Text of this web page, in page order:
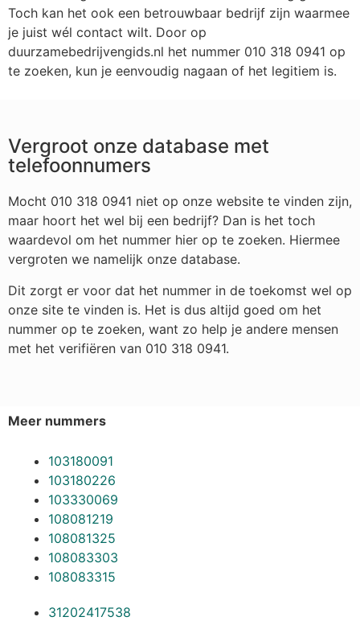
Toch kan het ook een betrouwbaar bedrijf zijn waarmee
je juist wél contact wilt. Door op
duurzamebedrijvengids.nl het nummer 010 318 0941 op
te zoeken, kun je eenvoudig nagaan of het legitiem is.
Vergroot onze database met
telefoonnumers
Mocht 010 318 0941 niet op onze website te vinden zijn,
maar hoort het wel bij een bedrijf? Dan is het toch
waardevol om het nummer hier op te zoeken. Hiermee
vergroten we namelijk onze database.
Dit zorgt er voor dat het nummer in de toekomst wel op
onze site te vinden is. Het is dus altijd goed om het
nummer op te zoeken, want zo help je andere mensen
met het verifiëren van 010 318 0941.
Meer nummers
103180091
103180226
103330069
108081219
108081325
108083303
108083315
31202417538